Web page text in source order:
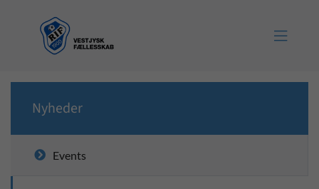

Nyheder
Events